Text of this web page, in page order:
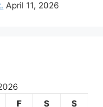
April 11, 2026
F S S